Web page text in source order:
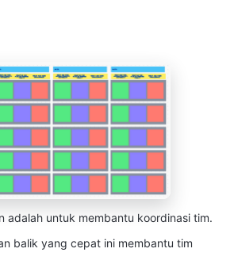
adalah untuk membantu koordinasi tim.
balik yang cepat ini membantu tim